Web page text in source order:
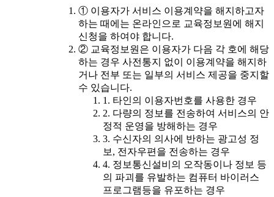
① 이용자가 서비스 이용계약을 해지하고자
하는 때에는 온라인으로 교육정보원에 해지
신청을 하여야 합니다.
② 교육정보원은 이용자가 다음 각 호에 해당
하는 경우 사전통지 없이 이용계약을 해지하
거나 전부 또는 일부의 서비스 제공을 중지할
수 있습니다.
1. 타인의 이용자번호를 사용한 경우
2. 다량의 정보를 전송하여 서비스의 안
정적 운영을 방해하는 경우
3. 수신자의 의사에 반하는 광고성 정
보, 전자우편을 전송하는 경우
4. 정보통신설비의 오작동이나 정보 등
의 파괴를 유발하는 컴퓨터 바이러스
프로그램등을 유포하는 경우